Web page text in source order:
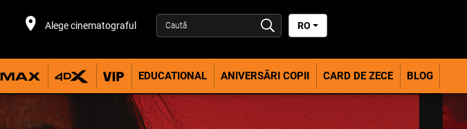
Alege cinematograful RO
EDUCATIONAL ANIVERSĂRI COPII CARD DE ZECE BLOG